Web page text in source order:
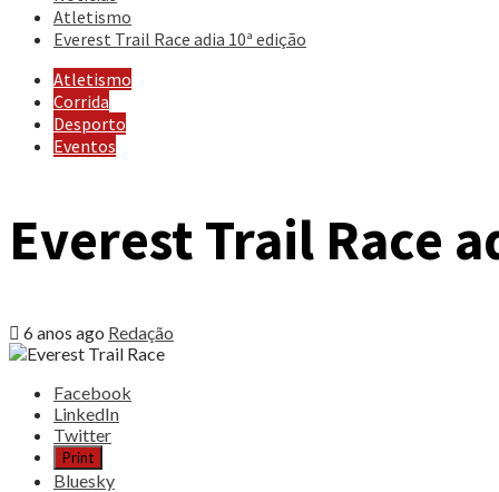
Atletismo
Everest Trail Race adia 10ª edição
Atletismo
Corrida
Desporto
Eventos
Everest Trail Race
6 anos ago Redação
Share
post
"Everest
Trail
Facebook
LinkedIn
Twitter
Print
Bluesky